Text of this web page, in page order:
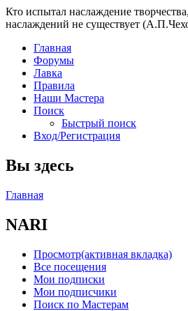
Кто испытал наслаждение
наслаждений не существует
Главная
Форумы
Лавка
Правила
Наши Мастера
Поиск
Быстрый поиск
Вход/Регистрация
Вы здесь
Главная
NARI
Просмотр(активная вкладка)
Все посещения
Мои подписки
Мои подписчики
Поиск по Мастерам